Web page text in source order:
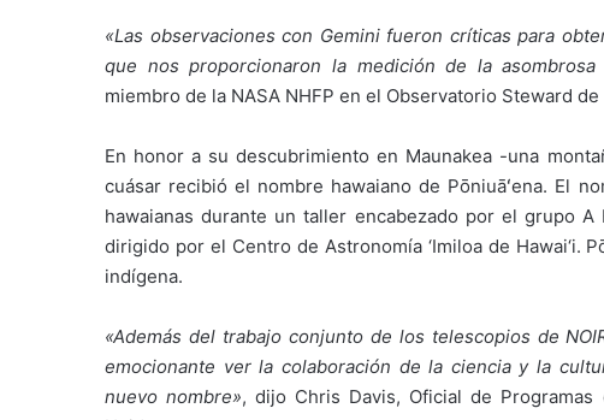
«Las observaciones con Gemini fueron críticas para
que nos proporcionaron la medición de la
miembro de la NASA NHFP en el Observatorio Steward
En honor a su descubrimiento en Maunakea -una
cuásar recibió el nombre hawaiano de Pōniuāʻena. El
hawaianas durante un taller encabezado por el grupo
dirigido por el Centro de Astronomía ‘Imiloa de Hawai‘i.
indígena.
«Además del trabajo conjunto de los telescopios de
emocionante ver la colaboración de la ciencia y la
nuevo nombre», dijo Chris Davis, Oficial de